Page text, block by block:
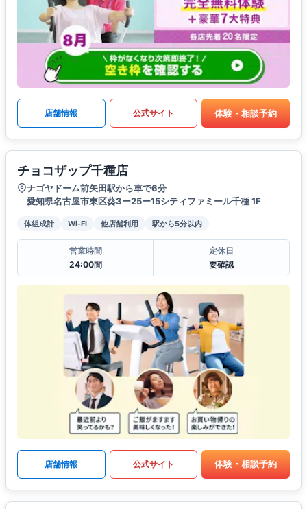
店舗情報 公式サイト 体験・相談予約
チョコザップ千種店
ナゴヤドーム前矢田駅から車で6分
愛知県名古屋市東区葵3ー25ー15シティファミール千種 1F
体組成計 Wi-Fi 他店舗利用 駅から5分以内
営業時間
24:00間
定休日
要確認
店舗情報 公式サイト 体験・相談予約